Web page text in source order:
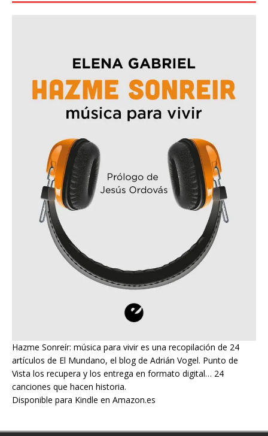
Hazme Sonreír: música para vivir es una recopilación de 24
artículos de El Mundano, el blog de Adrián Vogel. Punto de
Vista los recupera y los entrega en formato digital… 24
canciones que hacen historia.
Disponible para Kindle en Amazon.es